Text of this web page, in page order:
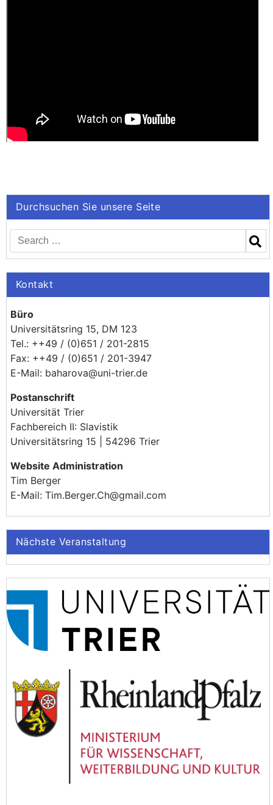
Durchsuchen Sie unsere Seite
Kontakt
Büro
Universitätsring 15, DM 123
Tel.: ++49 / (0)651 / 201-2815
Fax: ++49 / (0)651 / 201-3947
E-Mail: baharova@uni-trier.de
Postanschrift
Universität Trier
Fachbereich II: Slavistik
Universitätsring 15 | 54296 Trier
Website Administration
Tim Berger
E-Mail: Tim.Berger.Ch@gmail.com
Nächste Veranstaltung